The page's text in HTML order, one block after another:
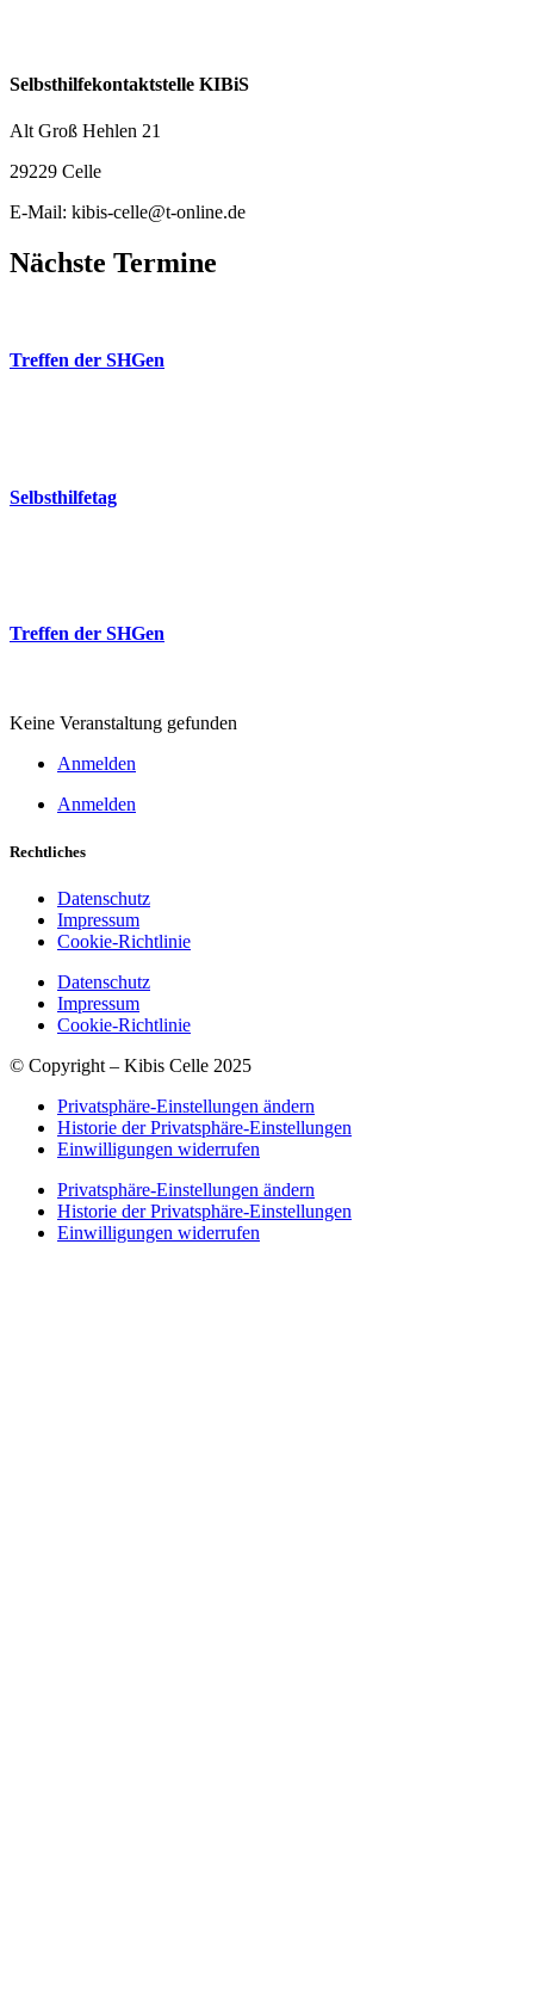
Selbsthilfekontaktstelle KIBiS
Alt Groß Hehlen 21
29229 Celle
E-Mail: kibis-celle@t-online.de
Nächste Termine
Treffen der SHGen
Selbsthilfetag
Treffen der SHGen
Keine Veranstaltung gefunden
Anmelden
Anmelden
Rechtliches
Datenschutz
Impressum
Cookie-Richtlinie
Datenschutz
Impressum
Cookie-Richtlinie
© Copyright – Kibis Celle 2025
Privatsphäre-Einstellungen ändern
Historie der Privatsphäre-Einstellungen
Einwilligungen widerrufen
Privatsphäre-Einstellungen ändern
Historie der Privatsphäre-Einstellungen
Einwilligungen widerrufen